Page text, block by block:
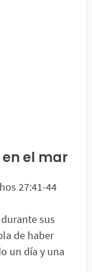
el mar
27:41-44
sus
de haber
un día y una